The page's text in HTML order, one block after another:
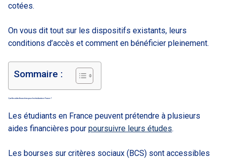
cotées.
On vous dit tout sur les dispositifs existants, leurs
conditions d’accès et comment en bénéficier pleinement.
Sommaire :
Quelles aides financières pour les étudiants en France ?
Les étudiants en France peuvent prétendre à plusieurs
aides financières pour poursuivre leurs études.
Les bourses sur critères sociaux (BCS) sont accessibles